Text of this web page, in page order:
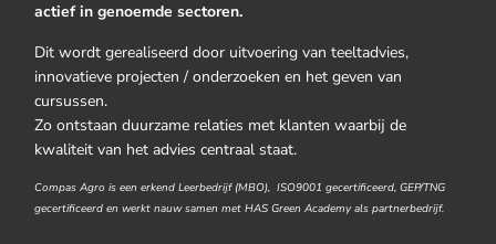
actief in genoemde sectoren.
Dit wordt gerealiseerd door uitvoering van teeltadvies,
innovatieve projecten / onderzoeken en het geven van
cursussen.
Zo ontstaan duurzame relaties met klanten waarbij de
kwaliteit van het advies centraal staat.
Compas Agro is een erkend Leerbedrijf (MBO), ISO9001 gecertificeerd, GEP/TNG
gecertificeerd en werkt nauw samen met HAS Green Academy als partnerbedrijf.